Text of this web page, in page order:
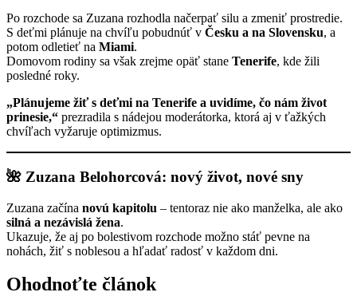
Po rozchode sa Zuzana rozhodla načerpať silu a zmeniť prostredie.
S deťmi plánuje na chvíľu pobudnúť v Česku a na Slovensku, a
potom odletieť na Miami.
Domovom rodiny sa však zrejme opäť stane Tenerife, kde žili
posledné roky.
„Plánujeme žiť s deťmi na Tenerife a uvidíme, čo nám život
prinesie,“ prezradila s nádejou moderátorka, ktorá aj v ťažkých
chvíľach vyžaruje optimizmus.
🌺 Zuzana Belohorcová: nový život, nové sny
Zuzana začína novú kapitolu – tentoraz nie ako manželka, ale ako
silná a nezávislá žena.
Ukazuje, že aj po bolestivom rozchode možno stáť pevne na
nohách, žiť s noblesou a hľadať radosť v každom dni.
Ohodnoťte článok